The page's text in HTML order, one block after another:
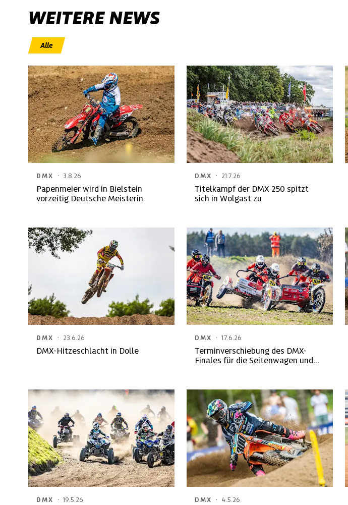
WEITERE NEWS
Alle
DMX · 3.8.26
Papenmeier wird in Bielstein
vorzeitig Deutsche Meisterin
DMX · 21.7.26
Titelkampf der DMX 250 spitzt
sich in Wolgast zu
DMX · 23.6.26
DMX-Hitzeschlacht in Dolle
DMX · 17.6.26
Terminverschiebung des DMX-
Finales für die Seitenwagen und
DMX · 19.5.26 DMX · 4.5.26